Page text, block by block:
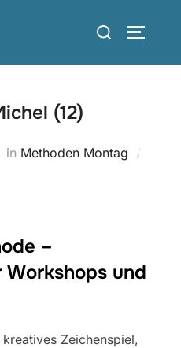
Suchen
(12)
in Methoden Montag
–
und
Zeichenspiel,